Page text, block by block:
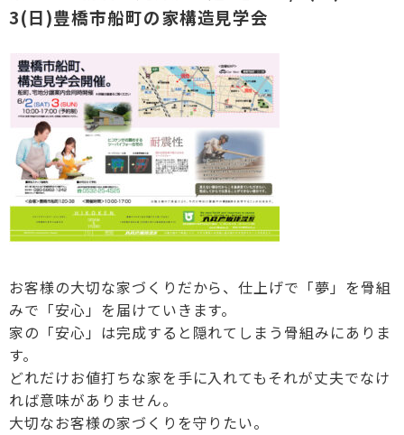
3(日)豊橋市船町の家構造見学会
お客様の大切な家づくりだから、仕上げで「夢」を骨組
みで「安心」を届けていきます。
家の「安心」は完成すると隠れてしまう骨組みにありま
す。
どれだけお値打ちな家を手に入れてもそれが丈夫でなけ
れば意味がありません。
大切なお客様の家づくりを守りたい。